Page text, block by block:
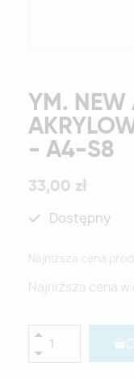
YM. NEW
- A4-S8
33,00 zł
Dostępny
Najniższa cena
Najniższa cena